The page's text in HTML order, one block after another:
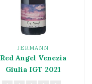
JERMANN
Red Angel Venezia
Giulia IGT 2021